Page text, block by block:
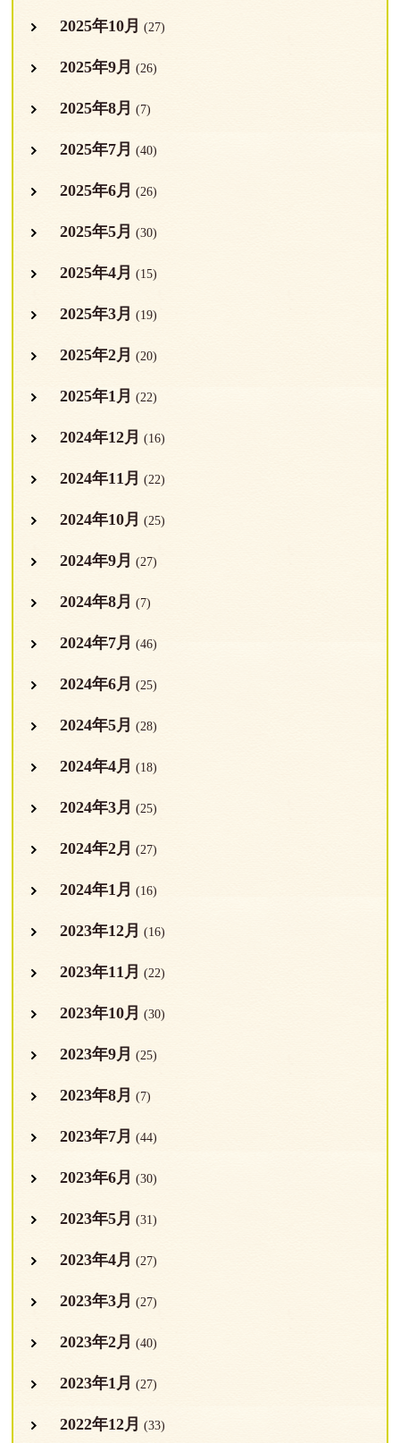
2025年10月 (27)
2025年9月 (26)
2025年8月 (7)
2025年7月 (40)
2025年6月 (26)
2025年5月 (30)
2025年4月 (15)
2025年3月 (19)
2025年2月 (20)
2025年1月 (22)
2024年12月 (16)
2024年11月 (22)
2024年10月 (25)
2024年9月 (27)
2024年8月 (7)
2024年7月 (46)
2024年6月 (25)
2024年5月 (28)
2024年4月 (18)
2024年3月 (25)
2024年2月 (27)
2024年1月 (16)
2023年12月 (16)
2023年11月 (22)
2023年10月 (30)
2023年9月 (25)
2023年8月 (7)
2023年7月 (44)
2023年6月 (30)
2023年5月 (31)
2023年4月 (27)
2023年3月 (27)
2023年2月 (40)
2023年1月 (27)
2022年12月 (33)